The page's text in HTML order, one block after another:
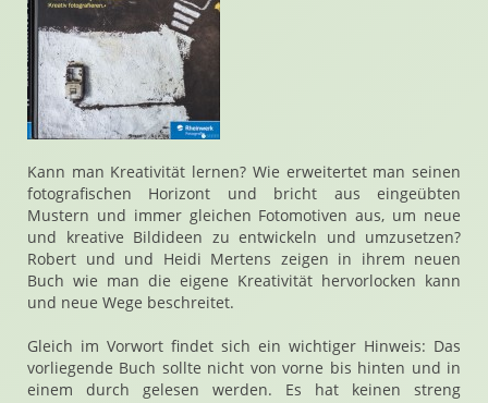
Kann man Kreativität lernen? Wie erweitertet man seinen
fotografischen Horizont und bricht aus eingeübten
Mustern und immer gleichen Fotomotiven aus, um neue
und kreative Bildideen zu entwickeln und umzusetzen?
Robert und und Heidi Mertens zeigen in ihrem neuen
Buch wie man die eigene Kreativität hervorlocken kann
und neue Wege beschreitet.
Gleich im Vorwort findet sich ein wichtiger Hinweis: Das
vorliegende Buch sollte nicht von vorne bis hinten und in
einem durch gelesen werden. Es hat keinen streng